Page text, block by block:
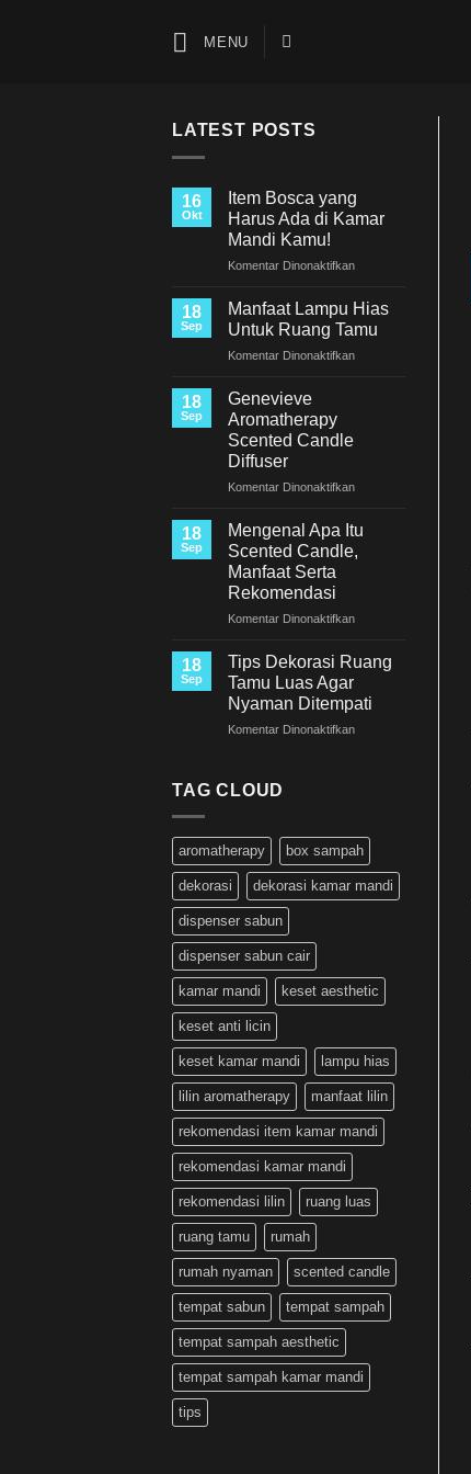
MENU
LATEST POSTS
16
Okt
Item Bosca yang
Harus Ada di Kamar
Mandi Kamu!
Komentar Dinonaktifkanpada
Bosca
Harus
Ada
18
Sep
Manfaat Lampu Hias
Untuk Ruang Tamu
Komentar Dinonaktifkanpada
18
Sep
Genevieve
Aromatherapy
Scented Candle
Diffuser
Komentar Dinonaktifkanpada
Candle
18
Sep
Mengenal Apa Itu
Scented Candle,
Manfaat Serta
Rekomendasi
Komentar Dinonaktifkanpada
Candle,
Manfaat
18
Sep
Tips Dekorasi Ruang
Tamu Luas Agar
Nyaman Ditempati
Komentar Dinonaktifkanpada
Agar
Nyaman
Ditempati
TAG CLOUD
aromatherapy box sampah
dekorasi dekorasi kamar mandi
dispenser sabun
dispenser sabun cair
kamar mandi keset aesthetic
keset anti licin
keset kamar mandi lampu hias
lilin aromatherapy manfaat lilin
rekomendasi item kamar mandi
rekomendasi kamar mandi
rekomendasi lilin ruang luas
ruang tamu rumah
rumah nyaman scented candle
tempat sabun tempat sampah
tempat sampah aesthetic
tempat sampah kamar mandi
tips